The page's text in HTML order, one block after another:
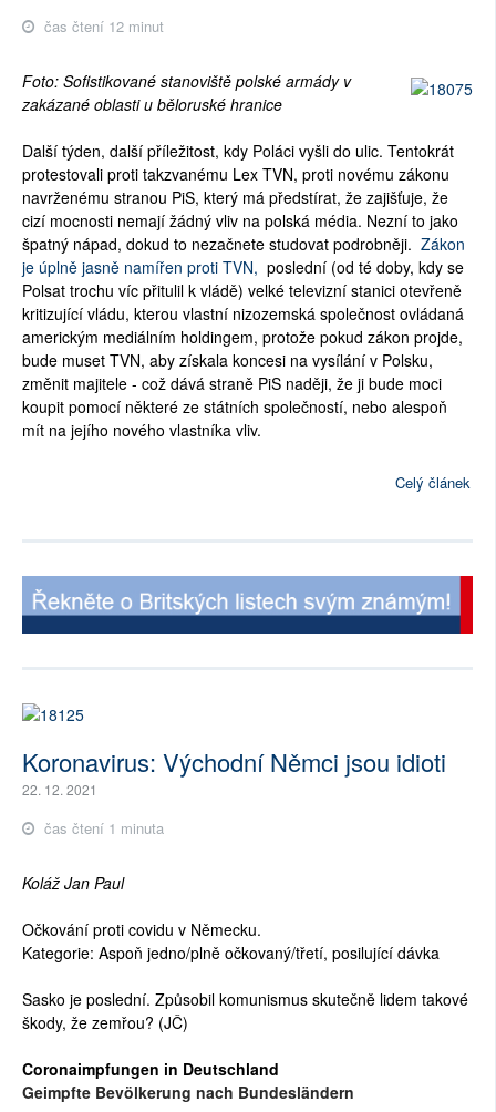
čas čtení 12 minut
Foto: Sofistikované stanoviště polské armády v
zakázané oblasti u běloruské hranice
Další týden, další příležitost, kdy Poláci vyšli do ulic. Tentokrát
protestovali proti takzvanému Lex TVN, proti novému zákonu
navrženému stranou PiS, který má předstírat, že zajišťuje, že
cizí mocnosti nemají žádný vliv na polská média. Nezní to jako
špatný nápad, dokud to nezačnete studovat podrobněji. Zákon
je úplně jasně namířen proti TVN, poslední (od té doby, kdy se
Polsat trochu víc přitulil k vládě) velké televizní stanici otevřeně
kritizující vládu, kterou vlastní nizozemská společnost ovládaná
americkým mediálním holdingem, protože pokud zákon projde,
bude muset TVN, aby získala koncesi na vysílání v Polsku,
změnit majitele - což dává straně PiS naději, že ji bude moci
koupit pomocí některé ze státních společností, nebo alespoň
mít na jejího nového vlastníka vliv.
Celý článek
Koronavirus: Východní Němci jsou idioti
22. 12. 2021
čas čtení 1 minuta
Koláž Jan Paul
Očkování proti covidu v Německu.
Kategorie: Aspoň jedno/plně očkovaný/třetí, posilující dávka
Sasko je poslední. Způsobil komunismus skutečně lidem takové
škody, že zemřou? (JČ)
Coronaimpfungen in Deutschland
Geimpfte Bevölkerung nach Bundesländern